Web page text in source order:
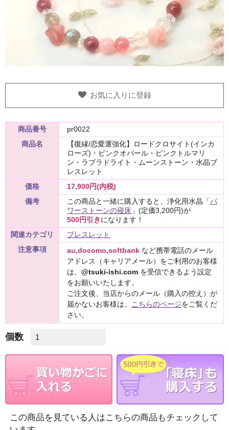
お気に入りに登録
商品番号
pr0022
商品名
【復縁/恋愛運強化】ロードクロサイト(インカ
ローズ)・ピンクオパール・ピンクトルマリ
ン・ラブラドライト・ムーンストーン・水晶ブ
レスレット
価格
17,900円(内税)
備考
この商品と一緒に購入すると、浄化用水晶「パ
ワーストーンの寝床 」(定価3,200円)が
500円引き になります！
関連カテゴリ
ブレスレット
注意事項
au,docomo,softbank など携帯電話のメール
アドレス（キャリアメール）をご利用のお客様
は、 @tsuki-ishi.com を受信できるよう設定
をお願いいたします。
ご注文後、当店からのメール（購入の控え）が
届かないお客様は、
こちらのページをご覧くだ
さい。
個数
この商品を見ている人はこちらの商品もチェックして